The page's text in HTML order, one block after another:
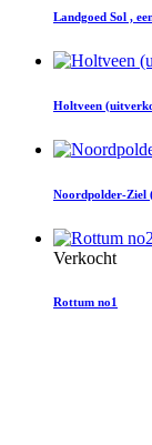
Landgoed Sol ,
Holtveen
Noordpolder-Ziel
Verkocht
Rottum no1